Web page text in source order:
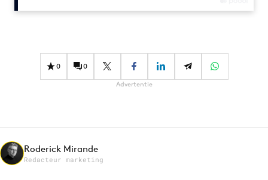
Gedragsverandering
Influencer marketing
Media
Merkstrategie
PR
0 0
Advertentie
Roderick Mirande
Redacteur marketing